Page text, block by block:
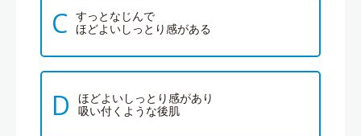
C すっとなじんで
ほどよいしっとり感がある
D
ほどよいしっとり感があり
吸い付くような後肌